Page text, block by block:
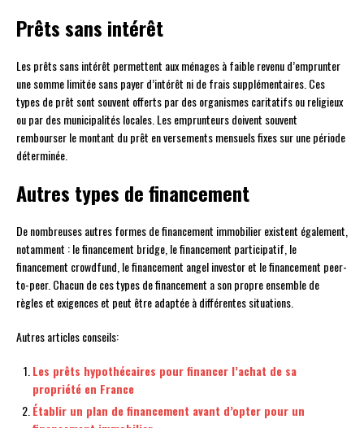
Prêts sans intérêt
Les prêts sans intérêt permettent aux ménages à faible revenu d’emprunter
une somme limitée sans payer d’intérêt ni de frais supplémentaires. Ces
types de prêt sont souvent offerts par des organismes caritatifs ou religieux
ou par des municipalités locales. Les emprunteurs doivent souvent
rembourser le montant du prêt en versements mensuels fixes sur une période
déterminée.
Autres types de financement
De nombreuses autres formes de financement immobilier existent également,
notamment : le financement bridge, le financement participatif, le
financement crowdfund, le financement angel investor et le financement peer-
to-peer. Chacun de ces types de financement a son propre ensemble de
règles et exigences et peut être adaptée à différentes situations.
Autres articles conseils:
Les prêts hypothécaires pour financer l’achat de sa
propriété en France
Établir un plan de financement avant d’opter pour un